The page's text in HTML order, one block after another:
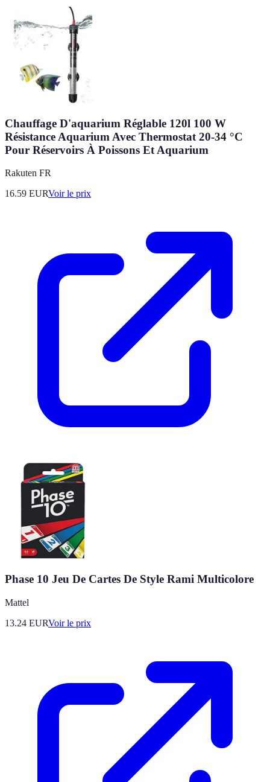
Chauffage D'aquarium Réglable 120l 100 W
Résistance Aquarium Avec Thermostat 20-34 °C
Pour Réservoirs À Poissons Et Aquarium
Rakuten FR
16.59 EURVoir le prix
Phase 10 Jeu De Cartes De Style Rami Multicolore
Mattel
13.24 EURVoir le prix